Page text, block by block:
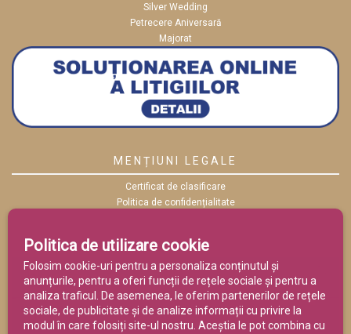
Silver Wedding
Petrecere Aniversară
Majorat
MENȚIUNI LEGALE
Certificat de clasificare
Politica de confidențialitate
Termeni și condiții
Politica de utilizare cookie
Folosim cookie-uri pentru a personaliza conținutul și
anunțurile, pentru a oferi funcții de rețele sociale și pentru a
analiza traficul. De asemenea, le oferim partenerilor de rețele
sociale, de publicitate și de analize informații cu privire la
modul în care folosiți site-ul nostru. Aceștia le pot combina cu